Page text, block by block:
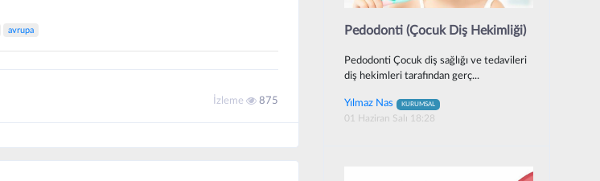
avrupa
İzleme 875
Pedodonti (Çocuk Diş Hekimliği)
Pedodonti Çocuk diş sağlığı ve tedavileri
diş hekimleri tarafından gerç...
Yılmaz Nas KURUMSAL
01 Haziran Salı 18:28